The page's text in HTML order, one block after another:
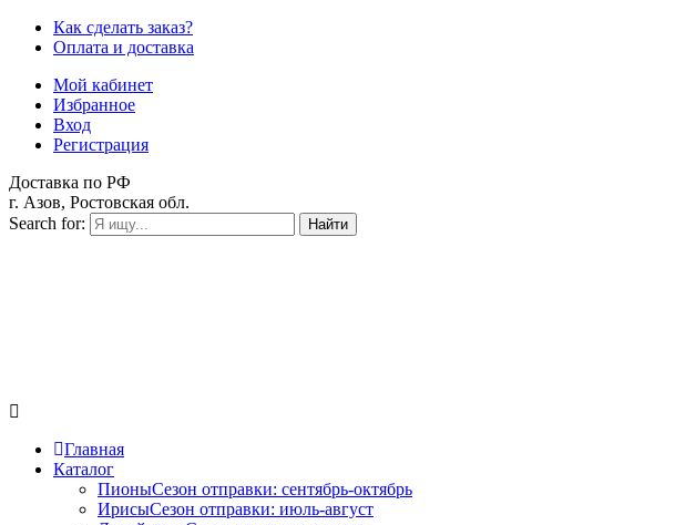
Как сделать заказ?
Оплата и доставка
Мой кабинет
Избранное
Вход
Регистрация
Доставка по РФ
г. Азов, Ростовская обл.
Search for:
Найти
Главная
Каталог
ПионыСезон отправки: сентябрь-октябрь
ИрисыСезон отправки: июль-август